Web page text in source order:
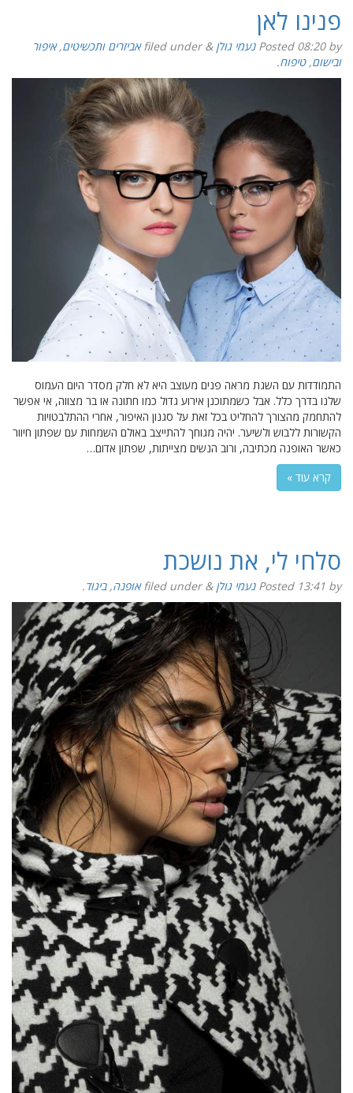
פנינו לאן
Posted 08:20by נעמי גולן &
filed under אביזרים ותכשיטים,איפור
ובישום,טיפוח.
התמודדות עם השגת מראה פנים מעוצב היא לא חלק מסדר היום העמוס
שלנו בדרך כלל. אבל כשמתוכנן אירוע גדול כמו חתונה או בר מצווה, אי אפשר
להתחמק מהצורך להחליט בכל זאת על סגנון האיפור, אחרי ההתלבטויות
הקשורות ללבוש ולשיער. יהיה מגוחך להתייצב באולם השמחות עם שפתון חיוור
כאשר האופנה מכתיבה, ורוב הנשים מצייתות, שפתון אדום…
קרא עוד »
סלחי לי, את נושכת
Posted 13:41 by נעמי גולן &
filed under אופנה,ביגוד.